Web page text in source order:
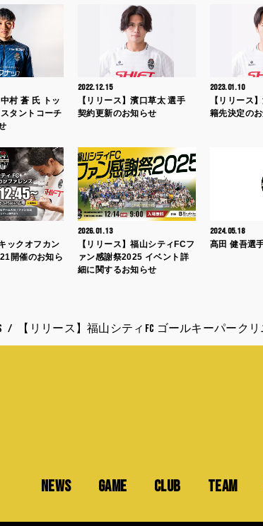
中村 蒼 氏 トッ
タントコーチ
2022.12.15
【リリース】濱口草太 選手
契約更新のお知らせ
2023.01.10
【リリース
籍先決定の
ックオフカン
開催のお知ら
2026.01.13
【リリース】福山シティFCフ
ァン感謝祭2025 イベント詳
細に関するお知らせ
2024.05.18
髙田 健吾選
【リリース】福山シティFC ゴールキーパーク
NEWS GAME CLUB TEAM